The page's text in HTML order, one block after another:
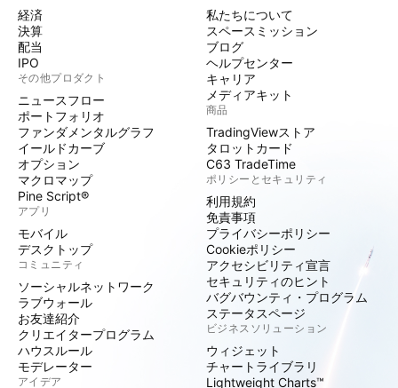
経済
決算
配当
IPO
その他プロダクト
ニュースフロー
ポートフォリオ
ファンダメンタルグラフ
イールドカーブ
オプション
マクロマップ
Pine Script®
アプリ
モバイル
デスクトップ
コミュニティ
ソーシャルネットワーク
ラブウォール
お友達紹介
クリエイタープログラム
ハウスルール
モデレーター
アイデア
私たちについて
スペースミッション
ブログ
ヘルプセンター
キャリア
メディアキット
商品
TradingViewストア
タロットカード
C63 TradeTime
ポリシーとセキュリティ
利用規約
免責事項
プライバシーポリシー
Cookieポリシー
アクセシビリティ宣言
セキュリティのヒント
バグバウンティ・プログラム
ステータスページ
ビジネスソリューション
ウィジェット
チャートライブラリ
Lightweight Charts™